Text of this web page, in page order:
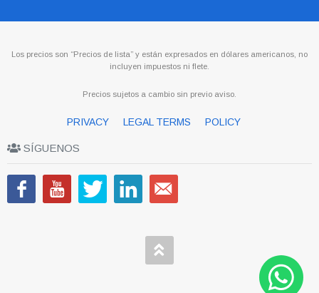
Los precios son “Precios de lista” y están expresados en dólares americanos, no
incluyen impuestos ni flete.
Precios sujetos a cambio sin previo aviso.
PRIVACY LEGAL TERMS POLICY
SÍGUENOS